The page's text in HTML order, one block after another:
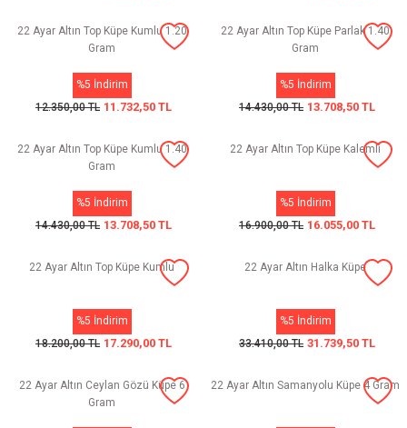
22 Ayar Altın Top Küpe Kumlu 1.20
Gram
%5 İndirim
12.350,00 TL 11.732,50 TL
22 Ayar Altın Top Küpe Parlak 1.40
Gram
%5 İndirim
14.430,00 TL 13.708,50 TL
22 Ayar Altın Top Küpe Kumlu 1.40
Gram
%5 İndirim
14.430,00 TL 13.708,50 TL
22 Ayar Altın Top Küpe Kalemli
%5 İndirim
16.900,00 TL 16.055,00 TL
22 Ayar Altın Top Küpe Kumlu
%5 İndirim
18.200,00 TL 17.290,00 TL
22 Ayar Altın Halka Küpe
%5 İndirim
33.410,00 TL 31.739,50 TL
22 Ayar Altın Ceylan Gözü Küpe 6
Gram
22 Ayar Altın Samanyolu Küpe 4 Gram